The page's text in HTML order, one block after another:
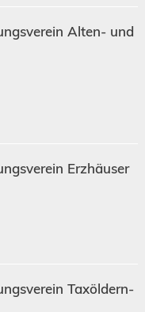
Alten- und
Erzhäuser
Taxöldern-